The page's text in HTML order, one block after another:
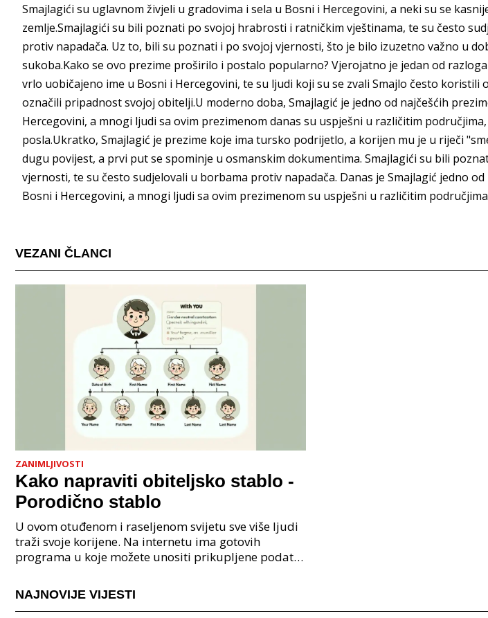
Smajlagići su uglavnom živjeli u gradovima i sela u Bosni i Hercegovini, a neki su se
zemlje.Smajlagići su bili poznati po svojoj hrabrosti i ratničkim vještinama, te su često
protiv napadača. Uz to, bili su poznati i po svojoj vjernosti, što je bilo izuzetno važno u
sukoba.Kako se ovo prezime proširilo i postalo popularno? Vjerojatno je jedan od
vrlo uobičajeno ime u Bosni i Hercegovini, te su ljudi koji su se zvali Smajlo često koristili
označili pripadnost svojoj obitelji.U moderno doba, Smajlagić je jedno od najčešćih
Hercegovini, a mnogi ljudi sa ovim prezimenom danas su uspješni u različitim
posla.Ukratko, Smajlagić je prezime koje ima tursko podrijetlo, a korijen mu je u riječi
dugu povijest, a prvi put se spominje u osmanskim dokumentima. Smajlagići su bili
vjernosti, te su često sudjelovali u borbama protiv napadača. Danas je Smajlagić jedno
Bosni i Hercegovini, a mnogi ljudi sa ovim prezimenom su uspješni u različitim
VEZANI ČLANCI
ZANIMLJIVOSTI
Kako napraviti obiteljsko stablo -
Porodično stablo
U ovom otuđenom i raseljenom svijetu sve više ljudi
traži svoje korijene. Na internetu ima gotovih
programa u koje možete unositi prikupljene podatke
NAJNOVIJE VIJESTI